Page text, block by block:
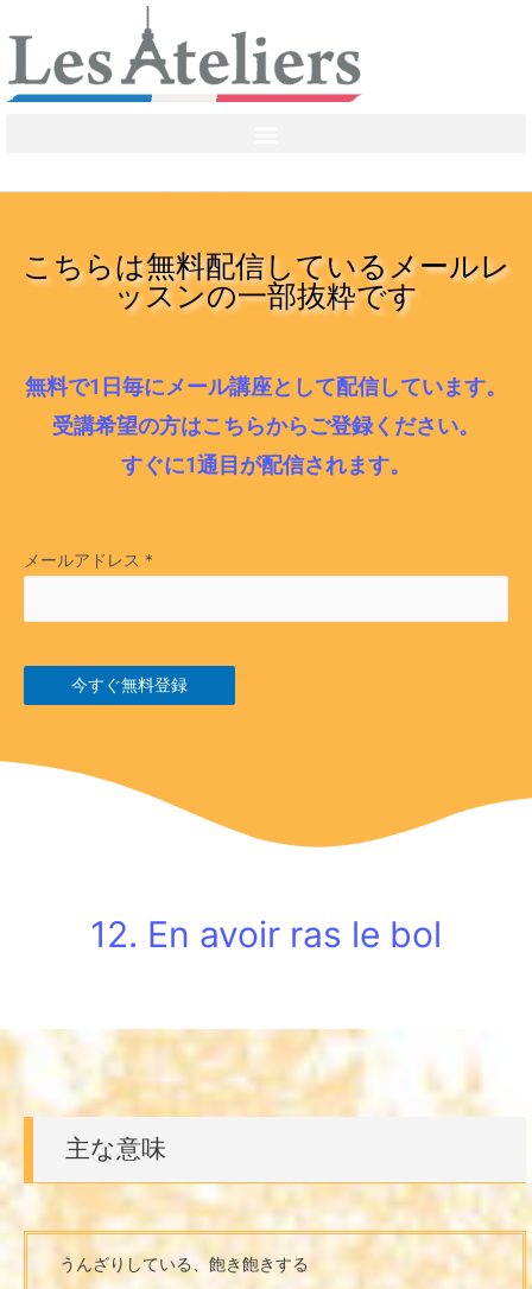
こちらは無料配信しているメールレ
ッスンの一部抜粋です
無料で1日毎にメール講座として配信しています。
受講希望の方はこちらからご登録ください。
すぐに1通目が配信されます。
メールアドレス *
今すぐ無料登録
12. En avoir ras le bol
主な意味
うんざりしている、飽き飽きする